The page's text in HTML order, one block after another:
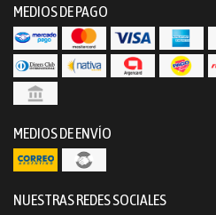
MEDIOS DE PAGO
MEDIOS DE ENVÍO
NUESTRAS REDES SOCIALES